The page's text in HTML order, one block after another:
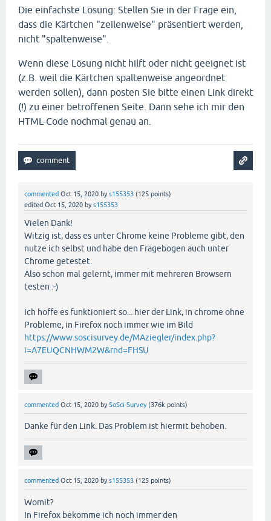
Die einfachste Lösung: Stellen Sie in der Frage ein,
dass die Kärtchen "zeilenweise" präsentiert werden,
nicht "spaltenweise".
Wenn diese Lösung nicht hilft oder nicht geeignet ist
(z.B. weil die Kärtchen spaltenweise angeordnet
werden sollen), dann posten Sie bitte einen Link direkt
(!) zu einer betroffenen Seite. Dann sehe ich mir den
HTML-Code nochmal genau an.
commented Oct 15, 2020 bys155353 (125 points)
edited Oct 15, 2020 bys155353
Vielen Dank!
Witzig ist, dass es unter Chrome keine Probleme gibt, den
nutze ich selbst und habe den Fragebogen auch unter
Chrome getestet.
Also schon mal gelernt, immer mit mehreren Browsern
testen :-)
Ich hoffe es funktioniert so... hier der Link, in chrome ohne
Probleme, in Firefox noch immer wie im Bild
https://www.soscisurvey.de/MAziegler/index.php?
i=A7EUQCNHWM2W&rnd=FHSU
commented Oct 15, 2020 bySoSci Survey (376k points)
Danke für den Link. Das Problem ist hiermit behoben.
commented Oct 15, 2020 bys155353 (125 points)
Womit?
In Firefox bekomme ich noch immer den